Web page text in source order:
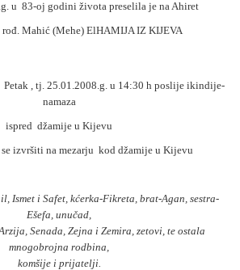
u 83-oj godini života preselila je na Ahiret
Mahić (Mehe) ElHAMIJA IZ KIJEVA
Petak , tj. 25.01.2008.g. u 14:30 h poslije ikindije-
namaza
ispred džamije u Kijevu
se izvršiti namezarju kod džamije u Kijevu
Ismet i Safet, kćerka-Fikreta, brat-Agan, sestra-
Ešefa, unučad,
Senada, Zejna i Zemira, zetovi, te ostala
mnogobrojna rodbina,
komšije i prijatelji.